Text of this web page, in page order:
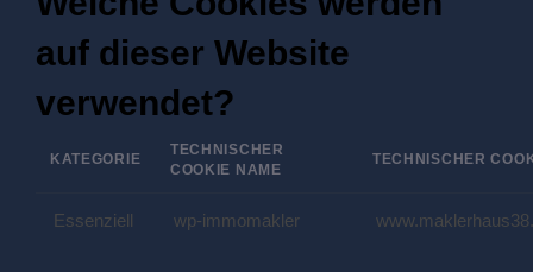
auf dieser Website
verwendet?
KATEGORIE
TECHNISCHER
COOKIE NAME
TECHNISCHER
Essenziell wp-immomakler